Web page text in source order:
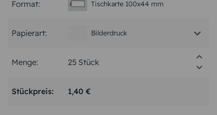
Format: Tischkarte 100x44 mm
Papierart: Bilderdruck
Menge:
Stückpreis: 1,40 €